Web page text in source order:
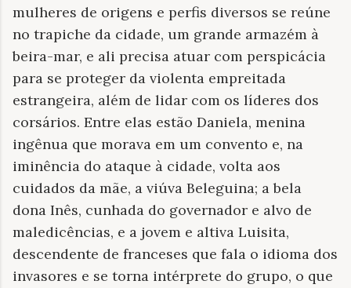
mulheres de origens e perfis diversos se reúne
no trapiche da cidade, um grande armazém à
beira-mar, e ali precisa atuar com perspicácia
para se proteger da violenta empreitada
estrangeira, além de lidar com os líderes dos
corsários. Entre elas estão Daniela, menina
ingênua que morava em um convento e, na
iminência do ataque à cidade, volta aos
cuidados da mãe, a viúva Beleguina; a bela
dona Inês, cunhada do governador e alvo de
maledicências, e a jovem e altiva Luisita,
descendente de franceses que fala o idioma dos
invasores e se torna intérprete do grupo, o que